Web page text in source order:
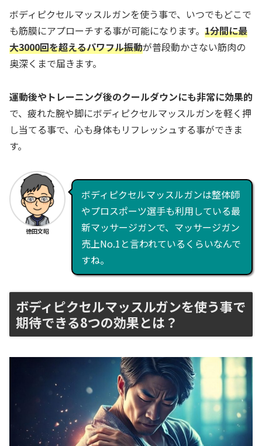
ボディピクセルマッスルガンを使う事で、いつでもどこで
も筋膜にアプローチする事が可能になります。 1分間に最
大3000回を超えるパワフル振動が普段動かさない筋肉の
奥深くまで届きます。
運動後やトレーニング後のクールダウンにも非常に効果的
で、疲れた腕や脚にボディピクセルマッスルガンを軽く押
し当てる事で、心も身体もリフレッシュする事ができま
す。
徳田文昭
ボディピクセルマッスルガンは整体師
やプロスポーツ選手も利用している最
新マッサージガンで、マッサージガン
売上No.1と言われているくらいなんで
すね。
ボディピクセルマッスルガンを使う事で
期待できる8つの効果とは？